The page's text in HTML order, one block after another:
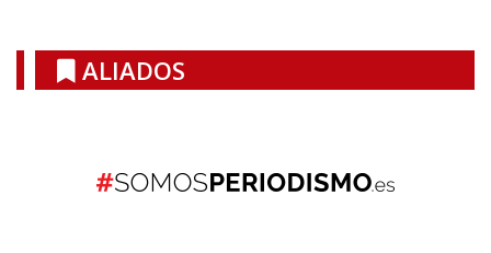
ALIADOS